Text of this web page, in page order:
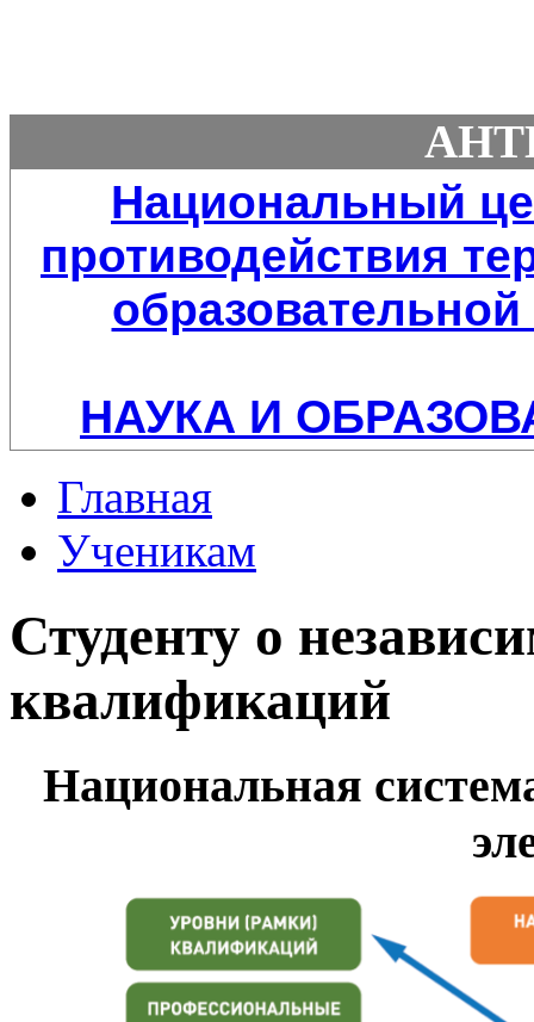
Национальный
противодействия
НАУКА И
Главная
Ученикам
Студенту о
квалификаций
Национальная